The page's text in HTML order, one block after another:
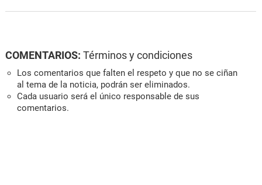
COMENTARIOS: Términos y condiciones
Los comentarios que falten el respeto y que no se ciñan
al tema de la noticia, podrán ser eliminados.
Cada usuario será el único responsable de sus
comentarios.